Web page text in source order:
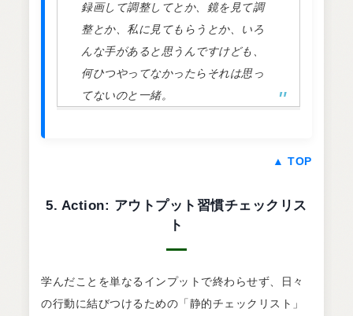
録画して調整してとか、鏡を見て調
整とか、私に見てもらうとか、いろ
んな手があると思うんですけども、
何ひつやってなかったらそれは思っ
てないのと一緒。
▲ TOP
5. Action: アウトプット習慣チェックリス
ト
学んだことを単なるインプットで終わらせず、日々
の行動に結びつけるための「静的チェックリスト」